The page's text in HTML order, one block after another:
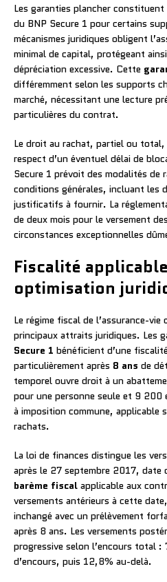
Les garanties plancher
du BNP Secure 1 pour certains
mécanismes juridiques obligent
minimal de capital, protégeant
dépréciation excessive. Cette
différemment selon les supports
marché, nécessitant une lecture
particulières du contrat.
Le droit au rachat, partiel ou total,
respect d’un éventuel délai de
Secure 1 prévoit des modalités de
conditions générales, incluant les
justificatifs à fournir. La
de deux mois pour le versement
circonstances exceptionnelles
Fiscalité
optimisation
Le régime fiscal de l’assurance-vie
principaux attraits juridiques. Les
Secure 1 bénéficient d’une
particulièrement après 8 ans de
temporel ouvre droit à un
pour une personne seule et 9 200
à imposition commune, applicable
rachats.
La loi de finances distingue les
après le 27 septembre 2017, date
barème fiscal applicable aux
versements antérieurs à cette
inchangé avec un prélèvement
après 8 ans. Les versements
progressive selon l’encours total
d’encours, puis 12,8% au-delà.